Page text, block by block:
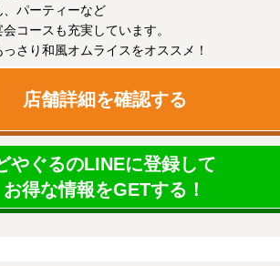
パーティーなど
コースも充実しています。
さり和風オムライスをオススメ！
店舗詳細を確認する
やぐるのLINEに登録して
お得な情報をGETする！